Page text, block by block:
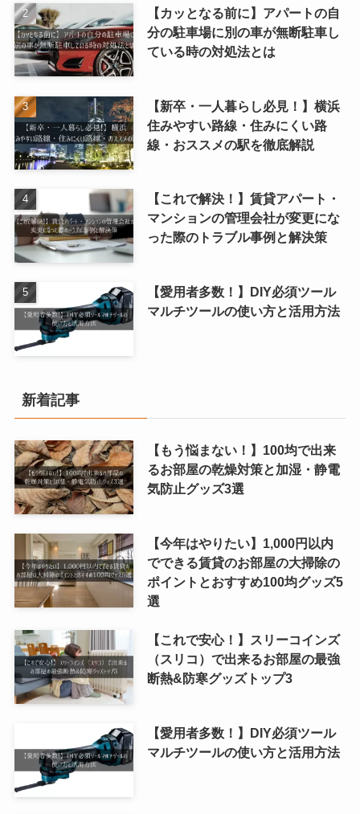
【カッとなる前に】アパートの自
分の駐車場に別の車が無断駐車し
ている時の対処法とは
【新卒・一人暮らし必見！】横浜
住みやすい路線・住みにくい路
線・おススメの駅を徹底解説
【これで解決！】賃貸アパート・
マンションの管理会社が変更にな
った際のトラブル事例と解決策
【愛用者多数！】DIY必須ツール
マルチツールの使い方と活用方法
新着記事
【もう悩まない！】100均で出来
るお部屋の乾燥対策と加湿・静電
気防止グッズ3選
【今年はやりたい】1,000円以内
でできる賃貸のお部屋の大掃除の
ポイントとおすすめ100均グッズ5
選
【これで安心！】スリーコインズ
（スリコ）で出来るお部屋の最強
断熱&防寒グッズトップ3
【愛用者多数！】DIY必須ツール
マルチツールの使い方と活用方法